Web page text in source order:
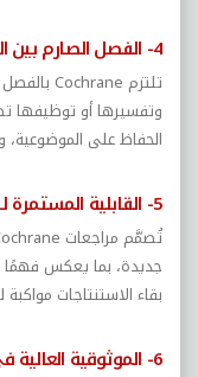
4- الفصل الصارم بين البيانات والتفسير
تلتزم Cochrane
وتفسيرها أو
الحفاظ على الموضوعية،
5- القابلية المستمرة للتحديث
تُصمَّم مراجعات
جديدة، بما يعكس فهمًا
بقاء الاستنتاجات
6- الموثوقية العالية في دعم السياسات والقرارات